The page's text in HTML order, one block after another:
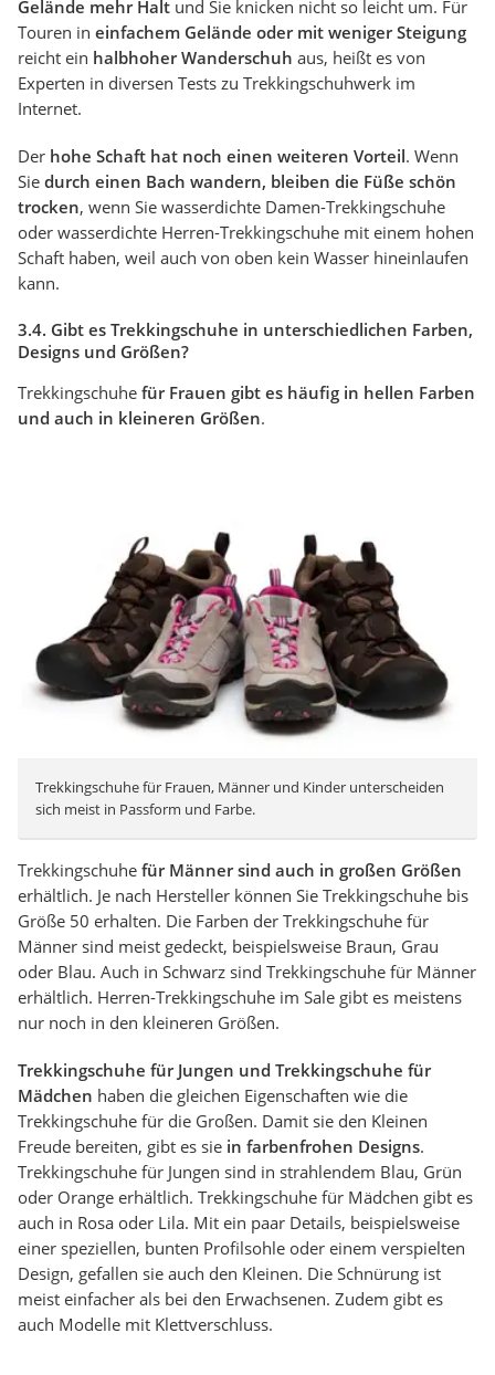
Gelände mehr Halt und Sie knicken nicht so leicht um. Für
Touren in einfachem Gelände oder mit weniger Steigung
reicht ein halbhoher Wanderschuh aus, heißt es von
Experten in diversen Tests zu Trekkingschuhwerk im
Internet.
Der hohe Schaft hat noch einen weiteren Vorteil. Wenn
Sie durch einen Bach wandern, bleiben die Füße schön
trocken, wenn Sie wasserdichte Damen-Trekkingschuhe
oder wasserdichte Herren-Trekkingschuhe mit einem hohen
Schaft haben, weil auch von oben kein Wasser hineinlaufen
kann.
3.4. Gibt es Trekkingschuhe in unterschiedlichen Farben,
Designs und Größen?
Trekkingschuhe für Frauen gibt es häufig in hellen Farben
und auch in kleineren Größen.
Trekkingschuhe für Frauen, Männer und Kinder unterscheiden
sich meist in Passform und Farbe.
Trekkingschuhe für Männer sind auch in großen Größen
erhältlich. Je nach Hersteller können Sie Trekkingschuhe bis
Größe 50 erhalten. Die Farben der Trekkingschuhe für
Männer sind meist gedeckt, beispielsweise Braun, Grau
oder Blau. Auch in Schwarz sind Trekkingschuhe für Männer
erhältlich. Herren-Trekkingschuhe im Sale gibt es meistens
nur noch in den kleineren Größen.
Trekkingschuhe für Jungen und Trekkingschuhe für
Mädchen haben die gleichen Eigenschaften wie die
Trekkingschuhe für die Großen. Damit sie den Kleinen
Freude bereiten, gibt es sie in farbenfrohen Designs.
Trekkingschuhe für Jungen sind in strahlendem Blau, Grün
oder Orange erhältlich. Trekkingschuhe für Mädchen gibt es
auch in Rosa oder Lila. Mit ein paar Details, beispielsweise
einer speziellen, bunten Profilsohle oder einem verspielten
Design, gefallen sie auch den Kleinen. Die Schnürung ist
meist einfacher als bei den Erwachsenen. Zudem gibt es
auch Modelle mit Klettverschluss.